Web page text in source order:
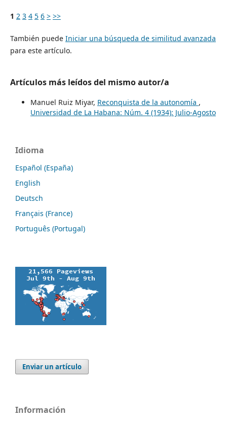
1 2 3 4 5 6 > >>
También puede Iniciar una búsqueda de similitud avanzada
para este artículo.
Artículos más leídos del mismo autor/a
Manuel Ruiz Miyar, Reconquista de la autonomía ,
Universidad de La Habana: Núm. 4 (1934): Julio-Agosto
Idioma
Español (España)
English
Deutsch
Français (France)
Português (Portugal)
Enviar un artículo
Información